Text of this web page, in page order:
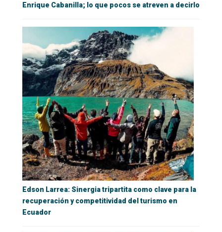
Enrique Cabanilla; lo que pocos se atreven a decirlo
Edson Larrea: Sinergia tripartita como clave para la
recuperación y competitividad del turismo en
Ecuador